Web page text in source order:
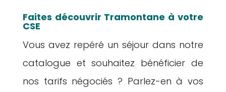
Faites découvrir Tramontane à votre
CSE
Vous avez repéré un séjour dans notre
catalogue et souhaitez bénéficier de
nos tarifs négociés ? Parlez-en à vos